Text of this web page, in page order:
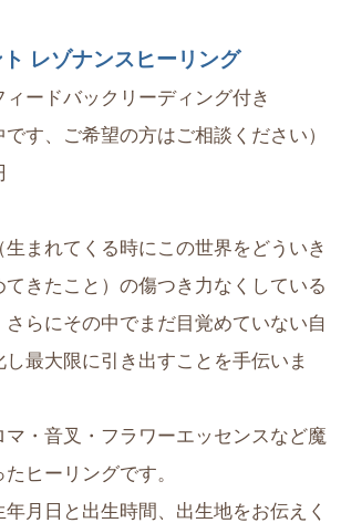
レゾナンスヒーリング
ィードバックリーディング付き
す、ご希望の方はご相談ください）
まれてくる時にこの世界をどういき
きたこと）の傷つき力なくしている
さらにその中でまだ目覚めていない自
最大限に引き出すことを手伝いま
マ・音叉・フラワーエッセンスなど魔
ヒーリングです。
月日と出生時間、出生地をお伝えく